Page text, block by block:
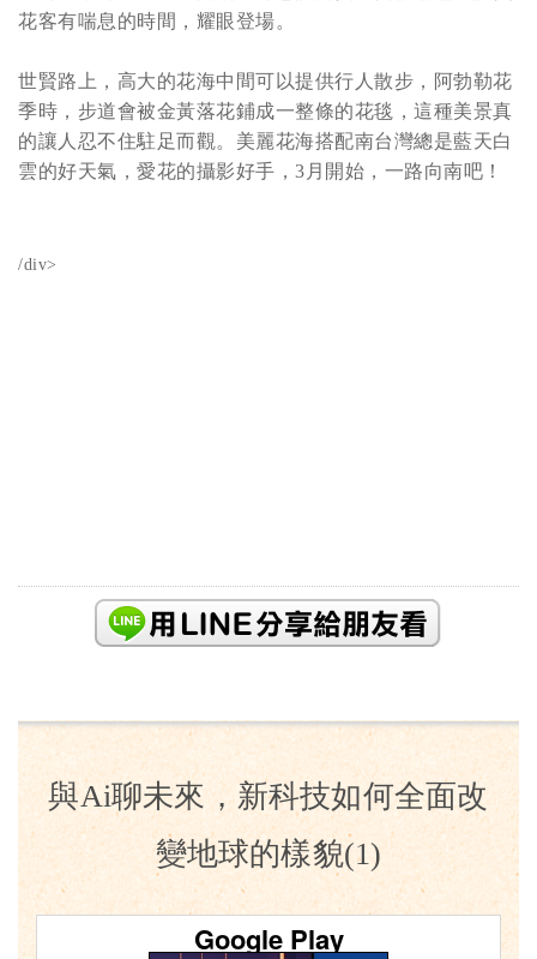
花客有喘息的時間，耀眼登場。
世賢路上，高大的花海中間可以提供行人散步，阿勃勒花
季時，步道會被金黃落花鋪成一整條的花毯，這種美景真
的讓人忍不住駐足而觀。美麗花海搭配南台灣總是藍天白
雲的好天氣，愛花的攝影好手，3月開始，一路向南吧！
/div>
與Ai聊未來，新科技如何全面改
變地球的樣貌(1)
Google Play